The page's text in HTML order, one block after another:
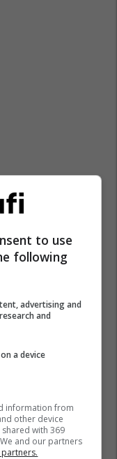
to use
following
advertising and
and
a device
information from
other device
with 369
and our partners